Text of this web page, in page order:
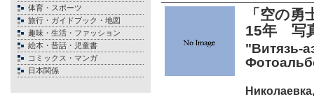
体育・スポーツ
旅行・ガイドブック・地図
趣味・生活・ファッション
絵本・昔話・児童書
コミックス・マンガ
日本関係
「空の
15年 写
"Витязь-